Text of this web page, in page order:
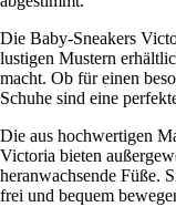
Die Baby-Sneakers
lustigen Mustern
macht. Ob für einen
Schuhe sind eine
Die aus hochwertigen
Victoria bieten
heranwachsende Füße.
frei und bequem